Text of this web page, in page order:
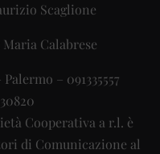
Scaglione
Calabrese
– 091335557
Cooperativa a r.l. è
di Comunicazione al